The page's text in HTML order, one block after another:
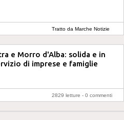
Tratto da Marche Notizie
e Morro d'Alba: solida e in
di imprese e famiglie
2829 letture - 0 commenti